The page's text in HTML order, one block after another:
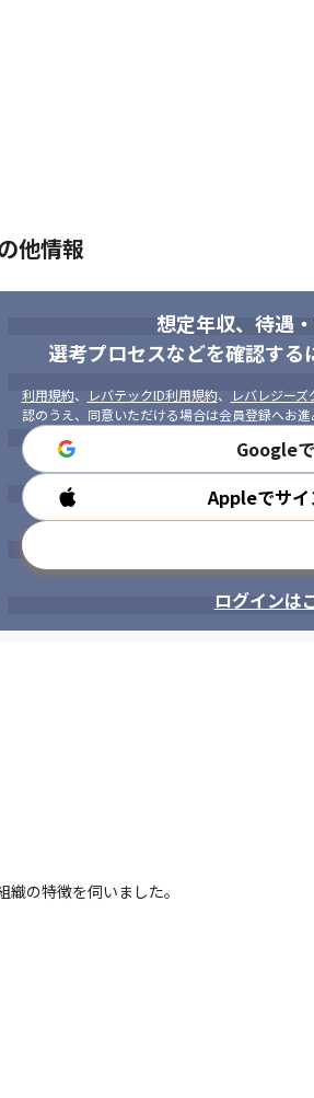
他情報
想定年収、待遇・
選考プロセスなどを確認す
利用規約、 レバテックID利用規約、 レバレジー
認のうえ、同意いただける場合は会員登録へお進
Google
Appleでサイ
ログインは
の特徴を伺いました。